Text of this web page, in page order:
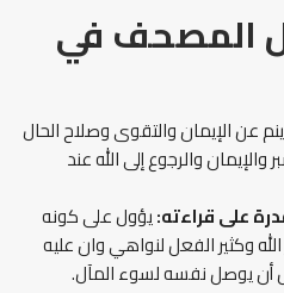
المصحف في
ينم عن الإيمان والتقوى وصلاح الحال
والإيمان والرجوع إلى الله عند
على قراءته:يؤول على كونه
وكثير الفعل لنواهي وان عليه
أن يوصل نفسه لسوء المآل.